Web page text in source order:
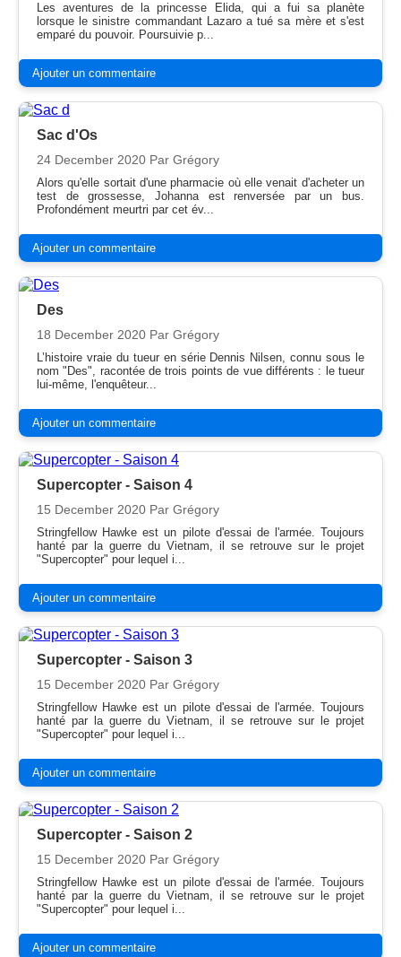
Les aventures de la princesse Elida, qui a fui sa planète
lorsque le sinistre commandant Lazaro a tué sa mère et s'est
emparé du pouvoir. Poursuivie p...
Ajouter un commentaire
Sac d'Os
24 December 2020 Par Grégory
Alors qu'elle sortait d'une pharmacie où elle venait d'acheter un
test de grossesse, Johanna est renversée par un bus.
Profondément meurtri par cet év...
Ajouter un commentaire
Des
18 December 2020 Par Grégory
L’histoire vraie du tueur en série Dennis Nilsen, connu sous le
nom "Des", racontée de trois points de vue différents : le tueur
lui-même, l'enquêteur...
Ajouter un commentaire
Supercopter - Saison 4
15 December 2020 Par Grégory
Stringfellow Hawke est un pilote d'essai de l'armée. Toujours
hanté par la guerre du Vietnam, il se retrouve sur le projet
"Supercopter" pour lequel i...
Ajouter un commentaire
Supercopter - Saison 3
15 December 2020 Par Grégory
Stringfellow Hawke est un pilote d'essai de l'armée. Toujours
hanté par la guerre du Vietnam, il se retrouve sur le projet
"Supercopter" pour lequel i...
Ajouter un commentaire
Supercopter - Saison 2
15 December 2020 Par Grégory
Stringfellow Hawke est un pilote d'essai de l'armée. Toujours
hanté par la guerre du Vietnam, il se retrouve sur le projet
"Supercopter" pour lequel i...
Ajouter un commentaire